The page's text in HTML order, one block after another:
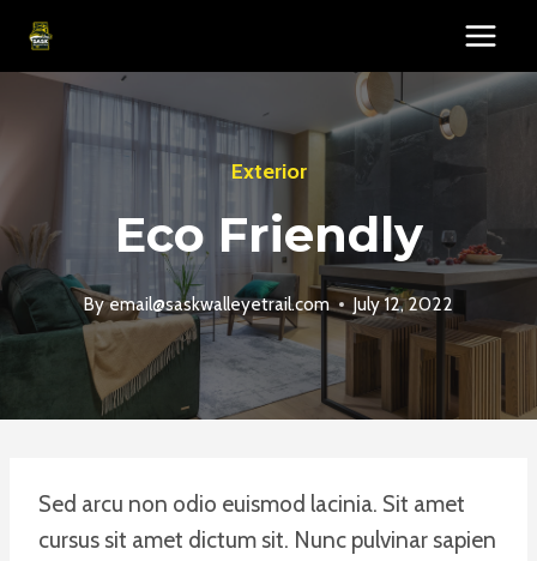
Skip
content
Exterior
Eco Friendly
Byemail@saskwalleyetrail.com July 12, 2022
Sed arcu non odio euismod lacinia. Sit amet
cursus sit amet dictum sit. Nunc pulvinar sapien